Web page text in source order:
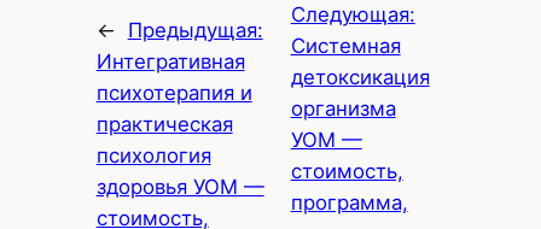
←
Предыдущая:
Интегративная
психотерапия и
практическая
психология
здоровья УОМ —
стоимость,
Следующая:
Системная
детоксикация
организма
УОМ —
стоимость,
программа,